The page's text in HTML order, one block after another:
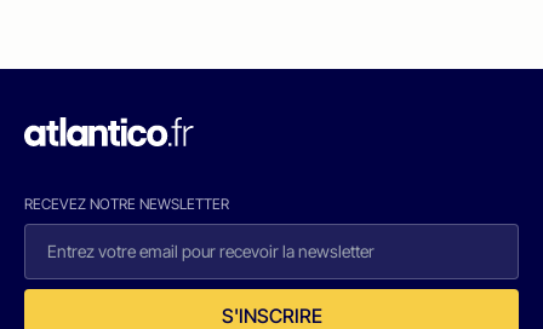
RECEVEZ NOTRE NEWSLETTER
S'INSCRIRE